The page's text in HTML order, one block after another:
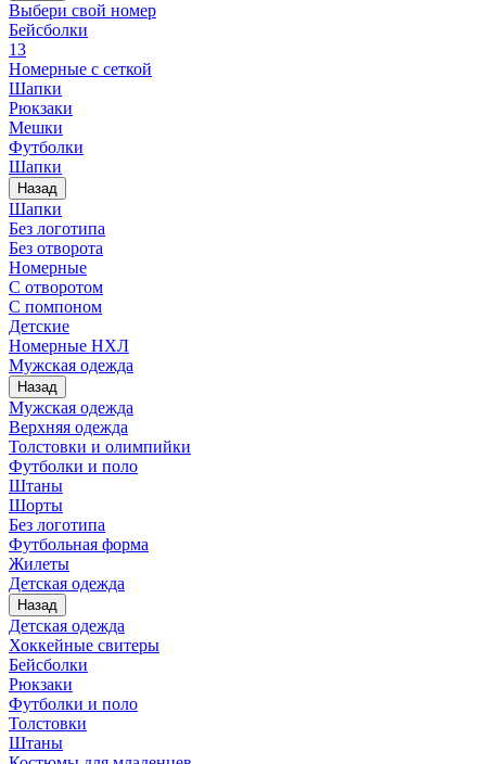
Выбери свой номер
Бейсболки
13
Номерные с сеткой
Шапки
Рюкзаки
Мешки
Футболки
Шапки
Назад
Шапки
Без логотипа
Без отворота
Номерные
С отворотом
С помпоном
Детские
Номерные НХЛ
Мужская одежда
Назад
Мужская одежда
Верхняя одежда
Толстовки и олимпийки
Футболки и поло
Штаны
Шорты
Без логотипа
Футбольная форма
Жилеты
Детская одежда
Назад
Детская одежда
Хоккейные свитеры
Бейсболки
Рюкзаки
Футболки и поло
Толстовки
Штаны